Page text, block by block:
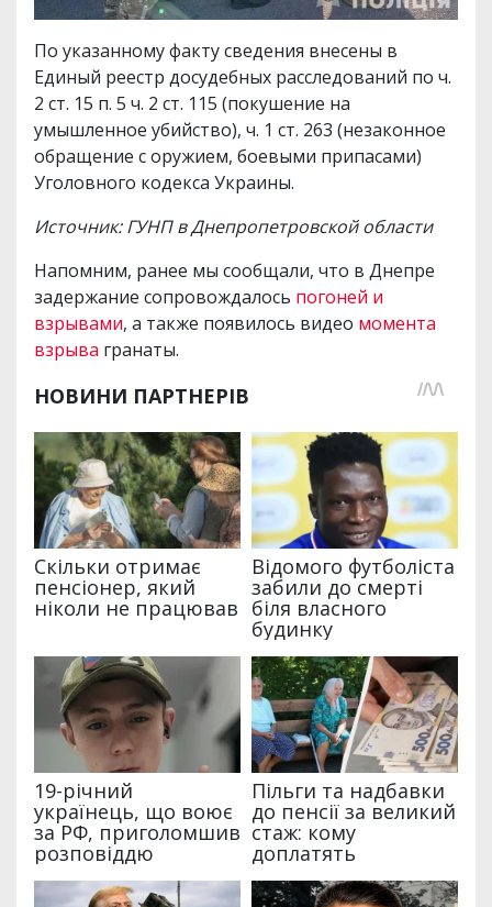
По указанному факту сведения внесены в
Единый реестр досудебных расследований по ч.
2 ст. 15 п. 5 ч. 2 ст. 115 (покушение на
умышленное убийство), ч. 1 ст. 263 (незаконное
обращение с оружием, боевыми припасами)
Уголовного кодекса Украины.
Источник: ГУНП в Днепропетровской области
Напомним, ранее мы сообщали, что в Днепре
задержание сопровождалось погоней и
взрывами, а также появилось видео момента
взрыва гранаты.